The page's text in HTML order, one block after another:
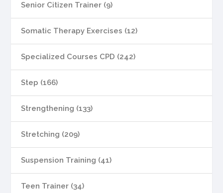
Senior Citizen Trainer (9)
Somatic Therapy Exercises (12)
Specialized Courses CPD (242)
Step (166)
Strengthening (133)
Stretching (209)
Suspension Training (41)
Teen Trainer (34)